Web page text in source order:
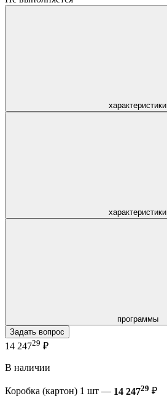
характеристики
характеристики
программы
Задать вопрос
14 24729 ₽
В наличии
Коробка (картон) 1 шт — 14 24729 ₽